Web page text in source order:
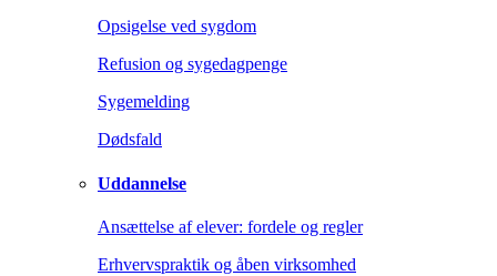
Opsigelse ved sygdom
Refusion og sygedagpenge
Sygemelding
Dødsfald
Uddannelse
Ansættelse af elever: fordele og regler
Erhvervspraktik og åben virksomhed